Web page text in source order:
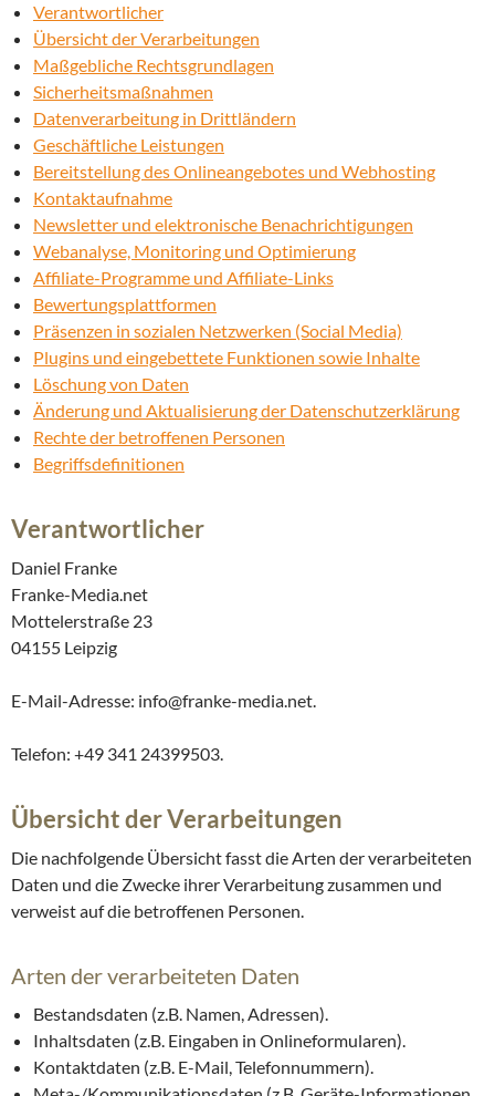
Verantwortlicher
Übersicht der Verarbeitungen
Maßgebliche Rechtsgrundlagen
Sicherheitsmaßnahmen
Datenverarbeitung in Drittländern
Geschäftliche Leistungen
Bereitstellung des Onlineangebotes und Webhosting
Kontaktaufnahme
Newsletter und elektronische Benachrichtigungen
Webanalyse, Monitoring und Optimierung
Affiliate-Programme und Affiliate-Links
Bewertungsplattformen
Präsenzen in sozialen Netzwerken (Social Media)
Plugins und eingebettete Funktionen sowie Inhalte
Löschung von Daten
Änderung und Aktualisierung der Datenschutzerklärung
Rechte der betroffenen Personen
Begriffsdefinitionen
Verantwortlicher
Daniel Franke
Franke-Media.net
Mottelerstraße 23
04155 Leipzig
E-Mail-Adresse: info@franke-media.net.
Telefon: +49 341 24399503.
Übersicht der Verarbeitungen
Die nachfolgende Übersicht fasst die Arten der verarbeiteten
Daten und die Zwecke ihrer Verarbeitung zusammen und
verweist auf die betroffenen Personen.
Arten der verarbeiteten Daten
Bestandsdaten (z.B. Namen, Adressen).
Inhaltsdaten (z.B. Eingaben in Onlineformularen).
Kontaktdaten (z.B. E-Mail, Telefonnummern).